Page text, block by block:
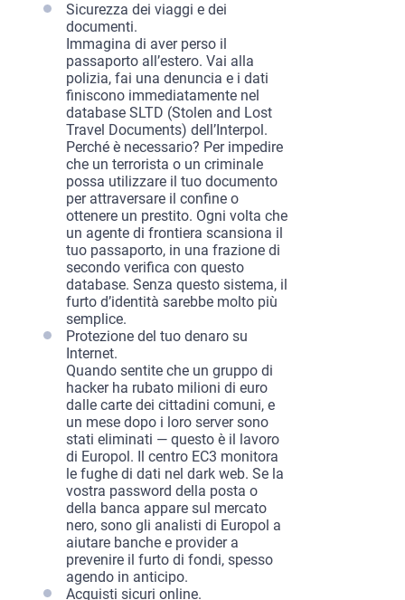
Sicurezza dei viaggi e dei
documenti.
Immagina di aver perso il
passaporto all’estero. Vai alla
polizia, fai una denuncia e i dati
finiscono immediatamente nel
database SLTD (Stolen and Lost
Travel Documents) dell’Interpol.
Perché è necessario? Per impedire
che un terrorista o un criminale
possa utilizzare il tuo documento
per attraversare il confine o
ottenere un prestito. Ogni volta che
un agente di frontiera scansiona il
tuo passaporto, in una frazione di
secondo verifica con questo
database. Senza questo sistema, il
furto d’identità sarebbe molto più
semplice.
Protezione del tuo denaro su
Internet.
Quando sentite che un gruppo di
hacker ha rubato milioni di euro
dalle carte dei cittadini comuni, e
un mese dopo i loro server sono
stati eliminati — questo è il lavoro
di Europol. Il centro EC3 monitora
le fughe di dati nel dark web. Se la
vostra password della posta o
della banca appare sul mercato
nero, sono gli analisti di Europol a
aiutare banche e provider a
prevenire il furto di fondi, spesso
agendo in anticipo.
Acquisti sicuri online.